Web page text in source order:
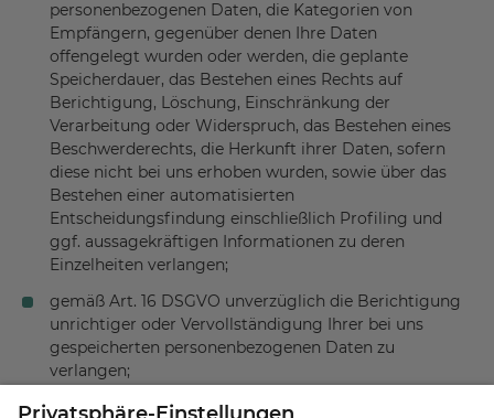
personenbezogenen Daten, die Kategorien von
Empfängern, gegenüber denen Ihre Daten
offengelegt wurden oder werden, die geplante
Speicherdauer, das Bestehen eines Rechts auf
Berichtigung, Löschung, Einschränkung der
Verarbeitung oder Widerspruch, das Bestehen eines
Beschwerderechts, die Herkunft ihrer Daten, sofern
diese nicht bei uns erhoben wurden, sowie über das
Bestehen einer automatisierten
Entscheidungsfindung einschließlich Profiling und
ggf. aussagekräftigen Informationen zu deren
Einzelheiten verlangen;
gemäß Art. 16 DSGVO unverzüglich die Berichtigung
unrichtiger oder Vervollständigung Ihrer bei uns
gespeicherten personenbezogenen Daten zu
verlangen;
gemäß Art. 17 DSGVO die Löschung Ihrer bei uns